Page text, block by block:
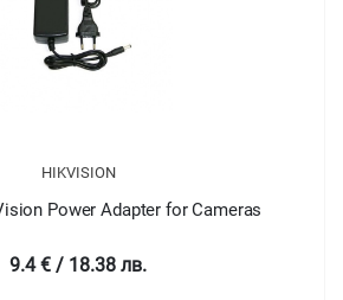
HIKVISION
Power Adapter for Cameras
9.4 € / 18.38 лв.